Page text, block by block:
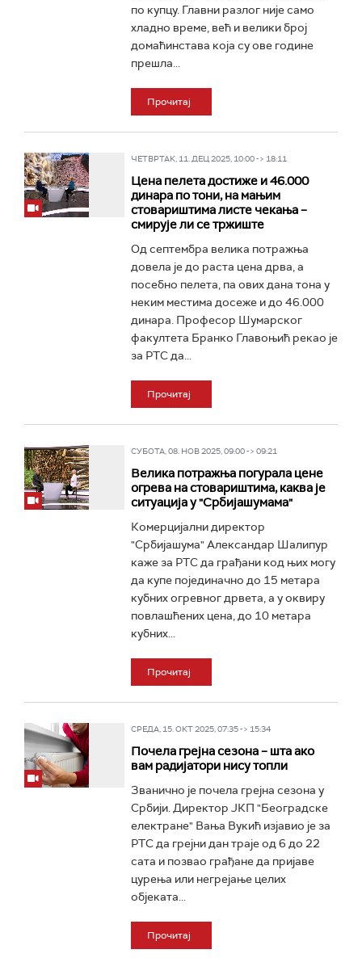
по купцу. Главни разлог није само
хладно време, већ и велики број
домаћинстава која су ове године
прешла...
Прочитај
ЧЕТВРТАК, 11. ДЕЦ 2025, 10:00 -> 18:11
Цена пелета достиже и 46.000
динара по тони, на мањим
стовариштима листе чекања –
смирује ли се тржиште
Од септембра велика потражња
довела је до раста цена дрва, а
посебно пелета, па ових дана тона у
неким местима досеже и до 46.000
динара. Професор Шумарског
факултета Бранко Главоњић рекао је
за РТС да...
Прочитај
СУБОТА, 08. НОВ 2025, 09:00 -> 09:21
Велика потражња погурала цене
огрева на стовариштима, каква је
ситуација у "Србијашумама"
Комерцијални директор
"Србијашума" Александар Шалипур
каже за РТС да грађани код њих могу
да купе појединачно до 15 метара
кубних огревног дрвета, а у оквиру
повлашћених цена, до 10 метара
кубних...
Прочитај
СРЕДА, 15. ОКТ 2025, 07:35 -> 15:34
Почела грејна сезона – шта ако
вам радијатори нису топли
Званично је почела грејна сезона у
Србији. Директор ЈКП "Београдске
електране" Вања Вукић изјавио је за
РТС да грејни дан траје од 6 до 22
сата и позвао грађане да пријаве
цурења или негрејање целих
објеката...
Прочитај